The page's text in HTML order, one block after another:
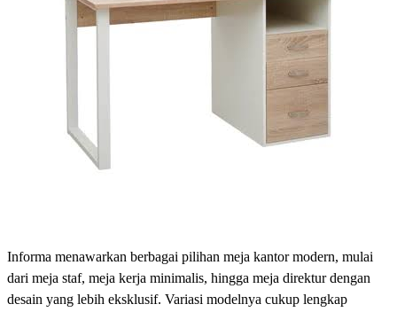
Informa menawarkan berbagai pilihan meja kantor modern, mulai
dari meja staf, meja kerja minimalis, hingga meja direktur dengan
desain yang lebih eksklusif. Variasi modelnya cukup lengkap